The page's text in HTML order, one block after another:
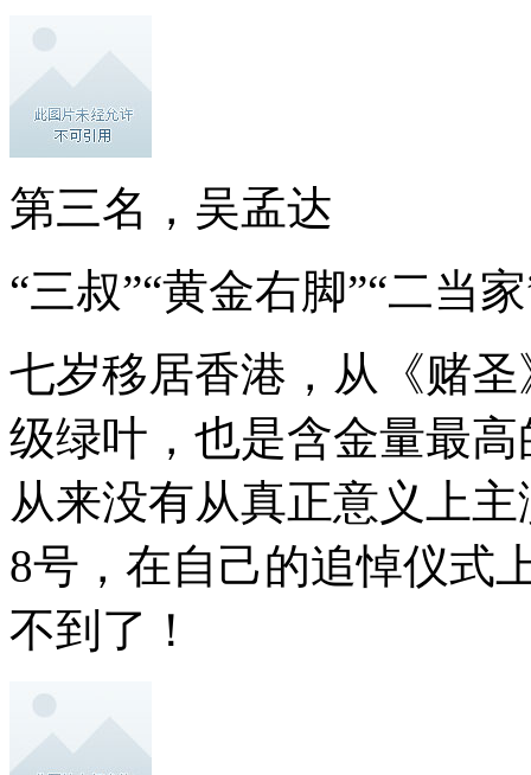
第三名，吴孟达
“三叔”“黄金右脚”“二当
七岁移居香港，从《赌
级绿叶，也是含金量最
从来没有从真正意义上
8号，在自己的追悼仪式
不到了！